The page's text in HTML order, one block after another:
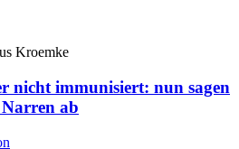
Kroemke
nicht immunisiert: nun sagen
ab